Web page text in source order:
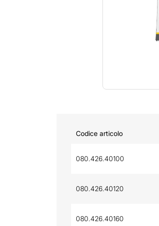
Codice articolo
080.426.40100
080.426.40120
080.426.40160